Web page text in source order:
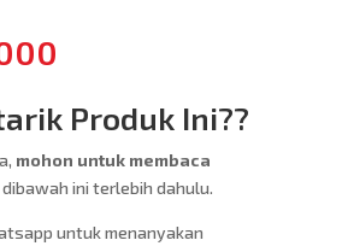
Produk Ini??
mohon untuk membaca
ini terlebih dahulu.
untuk menanyakan